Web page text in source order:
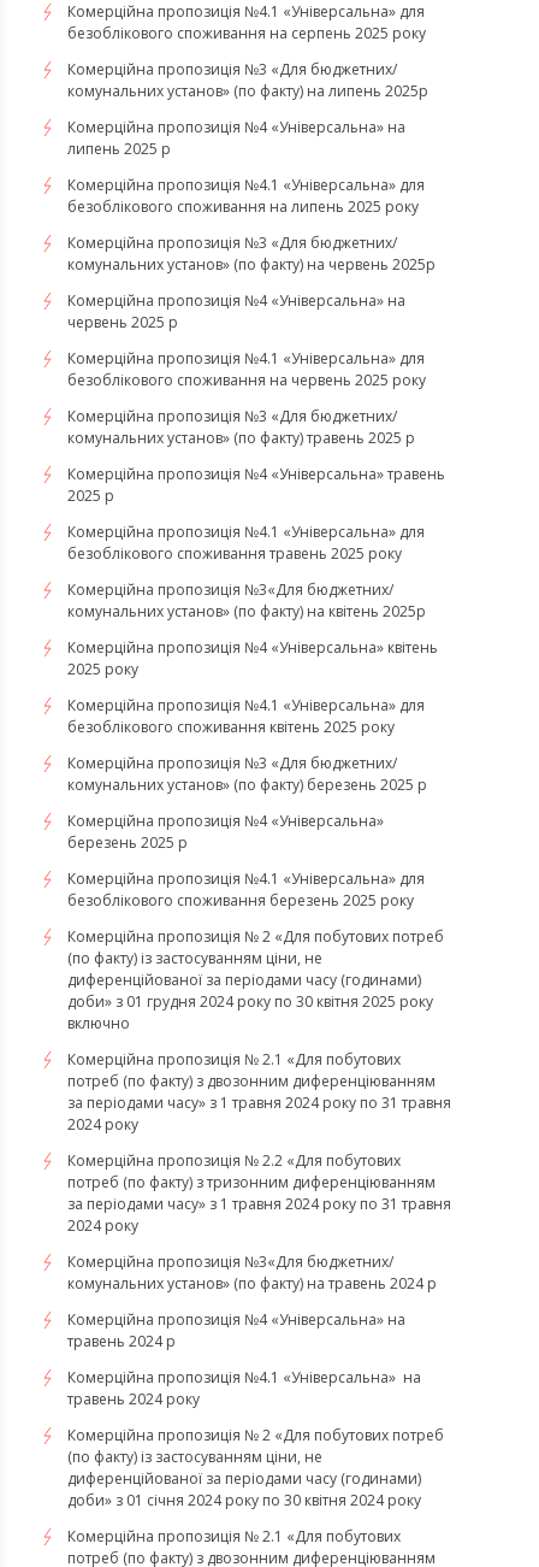
Комерційна пропозиція №4.1 «Універсальна» для
безоблікового споживання на серпень 2025 року
Комерційна пропозиція №3 «Для бюджетних/
комунальних установ» (по факту) на липень 2025р
Комерційна пропозиція №4 «Універсальна» на
липень 2025 р
Комерційна пропозиція №4.1 «Універсальна» для
безоблікового споживання на липень 2025 року
Комерційна пропозиція №3 «Для бюджетних/
комунальних установ» (по факту) на червень 2025р
Комерційна пропозиція №4 «Універсальна» на
червень 2025 р
Комерційна пропозиція №4.1 «Універсальна» для
безоблікового споживання на червень 2025 року
Комерційна пропозиція №3 «Для бюджетних/
комунальних установ» (по факту) травень 2025 р
Комерційна пропозиція №4 «Універсальна» травень
2025 р
Комерційна пропозиція №4.1 «Універсальна» для
безоблікового споживання травень 2025 року
Комерційна пропозиція №3«Для бюджетних/
комунальних установ» (по факту) на квітень 2025р
Комерційна пропозиція №4 «Універсальна» квітень
2025 року
Комерційна пропозиція №4.1 «Універсальна» для
безоблікового споживання квітень 2025 року
Комерційна пропозиція №3 «Для бюджетних/
комунальних установ» (по факту) березень 2025 р
Комерційна пропозиція №4 «Універсальна»
березень 2025 р
Комерційна пропозиція №4.1 «Універсальна» для
безоблікового споживання березень 2025 року
Комерційна пропозиція № 2 «Для побутових потреб
(по факту) із застосуванням ціни, не
диференційованої за періодами часу (годинами)
доби» з 01 грудня 2024 року по 30 квітня 2025 року
включно
Комерційна пропозиція № 2.1 «Для побутових
потреб (по факту) з двозонним диференціюванням
за періодами часу» з 1 травня 2024 року по 31 травня
2024 року
Комерційна пропозиція № 2.2 «Для побутових
потреб (по факту) з тризонним диференціюванням
за періодами часу» з 1 травня 2024 року по 31 травня
2024 року
Комерційна пропозиція №3«Для бюджетних/
комунальних установ» (по факту) на травень 2024 р
Комерційна пропозиція №4 «Універсальна» на
травень 2024 р
Комерційна пропозиція №4.1 «Універсальна» на
травень 2024 року
Комерційна пропозиція № 2 «Для побутових потреб
(по факту) із застосуванням ціни, не
диференційованої за періодами часу (годинами)
доби» з 01 січня 2024 року по 30 квітня 2024 року
Комерційна пропозиція № 2.1 «Для побутових
потреб (по факту) з двозонним диференціюванням